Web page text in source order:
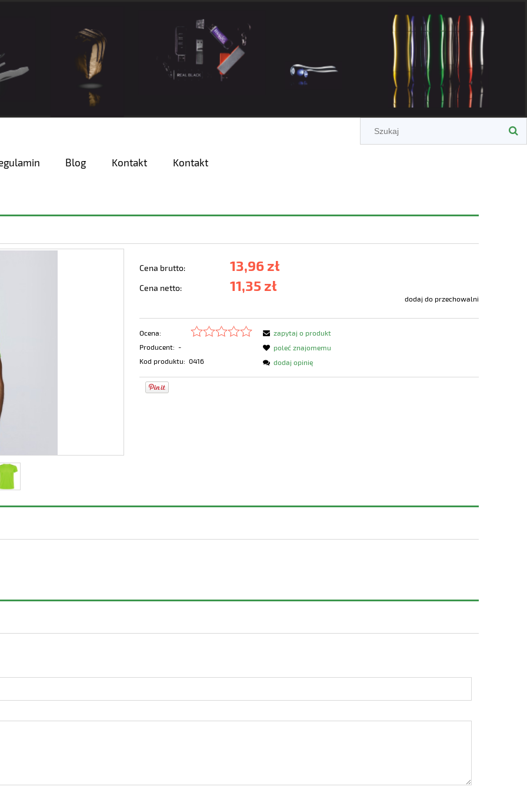
Blog Kontakt Kontakt
Cena brutto: 13,96 zł
Cena netto: 11,35 zł
dodaj do przechowalni
Ocena:
Producent: -
Kod produktu: 0416
zapytaj o produkt
poleć znajomemu
dodaj opinię